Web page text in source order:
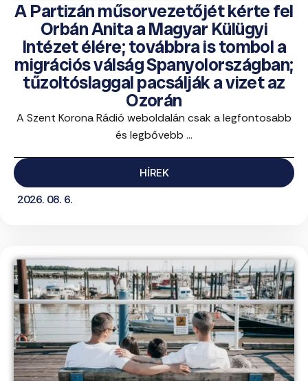
A Partizán műsorvezetőjét kérte fel
Orbán Anita a Magyar Külügyi
Intézet élére; továbbra is tombol a
migrációs válság Spanyolországban;
tűzoltóslaggal pacsálják a vizet az
Ozorán
A Szent Korona Rádió weboldalán csak a legfontosabb
és legbővebb ...
HÍREK
2026. 08. 6.